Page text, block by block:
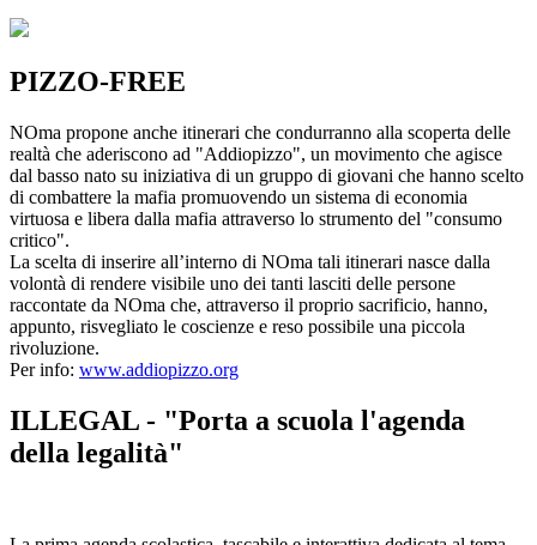
PIZZO-FREE
NOma propone anche itinerari che condurranno alla scoperta delle
realtà che aderiscono ad "Addiopizzo", un movimento che agisce
dal basso nato su iniziativa di un gruppo di giovani che hanno scelto
di combattere la mafia promuovendo un sistema di economia
virtuosa e libera dalla mafia attraverso lo strumento del "consumo
critico".
La scelta di inserire all’interno di NOma tali itinerari nasce dalla
volontà di rendere visibile uno dei tanti lasciti delle persone
raccontate da NOma che, attraverso il proprio sacrificio, hanno,
appunto, risvegliato le coscienze e reso possibile una piccola
rivoluzione.
Per info: www.addiopizzo.org
ILLEGAL - "Porta a scuola l'agenda
della legalità"